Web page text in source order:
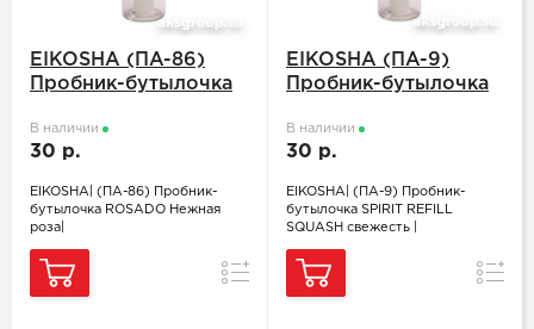
EIKOSHA (ПA-86)
Пробник-бутылочка
роза
В наличии
30 р.
EIKOSHA| (ПA-86) Пробник-
бутылочка ROSADO Нежная
роза|
Сравнение
EIKOSHA (ПA-9)
Пробник-бутылочка
SQUASH свежесть
В наличии
30 р.
EIKOSHA| (ПA-9) Пробник-
бутылочка SPIRIT REFILL
SQUASH свежесть |